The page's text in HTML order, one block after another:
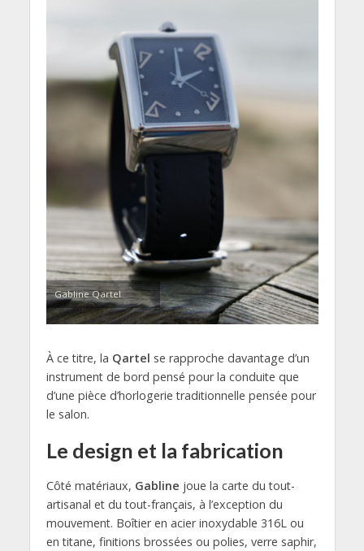
Gabline Qartel
À ce titre, la Qartel se rapproche davantage d’un
instrument de bord pensé pour la conduite que
d’une pièce d’horlogerie traditionnelle pensée pour
le salon.
Le design et la fabrication
Côté matériaux, Gabline joue la carte du tout-
artisanal et du tout-français, à l’exception du
mouvement. Boîtier en acier inoxydable 316L ou
en titane, finitions brossées ou polies, verre saphir,